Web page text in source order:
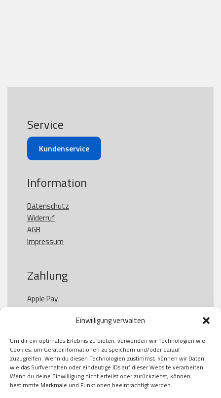
Einwilligung verwalten
Um dir ein optimales Erlebnis zu bieten, verwenden wir Technologien wie
Cookies, um Geräteinformationen zu speichern und/oder darauf
zuzugreifen. Wenn du diesen Technologien zustimmst, können wir Daten
wie das Surfverhalten oder eindeutige IDs auf dieser Website verarbeiten.
Wenn du deine Einwilligung nicht erteilst oder zurückziehst, können
bestimmte Merkmale und Funktionen beeinträchtigt werden.
Service
Kundenservice
Information
Datenschutz
Widerruf
AGB
Impressum
Zahlung
Apple Pay
Paypal
Kauf auf Rechung
Klarna
American Express